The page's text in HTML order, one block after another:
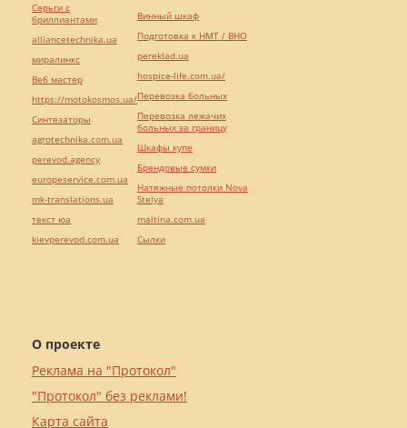
О проекте
Реклама на "Протокол"
"Протокол" без реклами!
Карта сайта
Серьги с
бриллиантами
alliancetechnika.ua
миралинкс
Веб мастер
https://motokosmos.ua/
Синтезаторы
agrotechnika.com.ua
perevod.agency
europeservice.com.ua
mk-translations.ua
текст юа
kievperevod.com.ua
Винный шкаф
Подготовка к НМТ / ВНО
pereklad.ua
hospice-life.com.ua/
Перевозка больных
Перевозка лежачих
больных за границу
Шкафы купе
Брендовые сумки
Натяжные потолки Nova
Stelya
maltina.com.ua
Cылки